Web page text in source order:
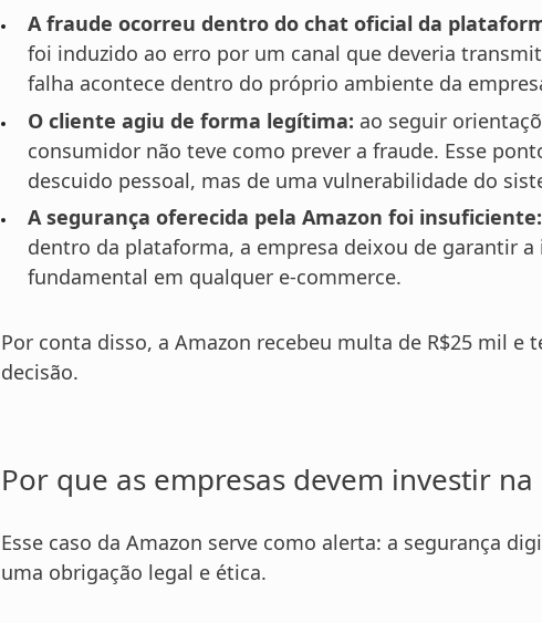
A fraude ocorreu dentro do chat oficial da
foi induzido ao erro por um canal que deveria
falha acontece dentro do próprio ambiente da
O cliente agiu de forma legítima: ao seguir
consumidor não teve como prever a fraude. Esse
descuido pessoal, mas de uma vulnerabilidade do
A segurança oferecida pela Amazon foi insuficiente:
dentro da plataforma, a empresa deixou de garantir
fundamental em qualquer e-commerce.
Por conta disso, a Amazon recebeu multa de R$25 mil e
decisão.
Por que as empresas devem investir
Esse caso da Amazon serve como alerta: a segurança
uma obrigação legal e ética.